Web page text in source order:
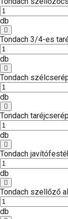
db
Tondach 3/4-es
db
Tondach
db
Tondach
db
Tondach
db
Tondach szellőző
db